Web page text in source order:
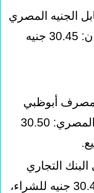
الجنيه المصري
في بنك التعمير والإسكان: 30.45 جنيه
أبوظبي
الإسلامي مقابل الجنيه المصري: 30.50
.
التجاري
الدولي مقابل الجنيه: 30.45 جنيه للشراء،